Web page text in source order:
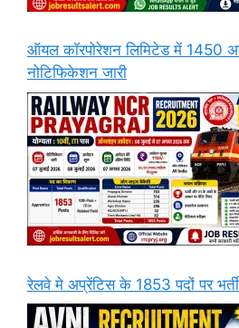
ऑयल कॉरपोरेशन लिमिटेड में 1450
नोटिफिकेशन जारी
रेलवे मे अप्रेंटिस के 1853 पदों पर